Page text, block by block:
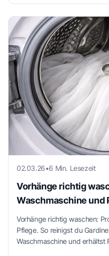
02.03.26•6 Min. Lesezeit
Vorhänge richtig
Waschmaschine und
Vorhänge richtig waschen:
Pflege. So reinigst du
Waschmaschine und erhältst